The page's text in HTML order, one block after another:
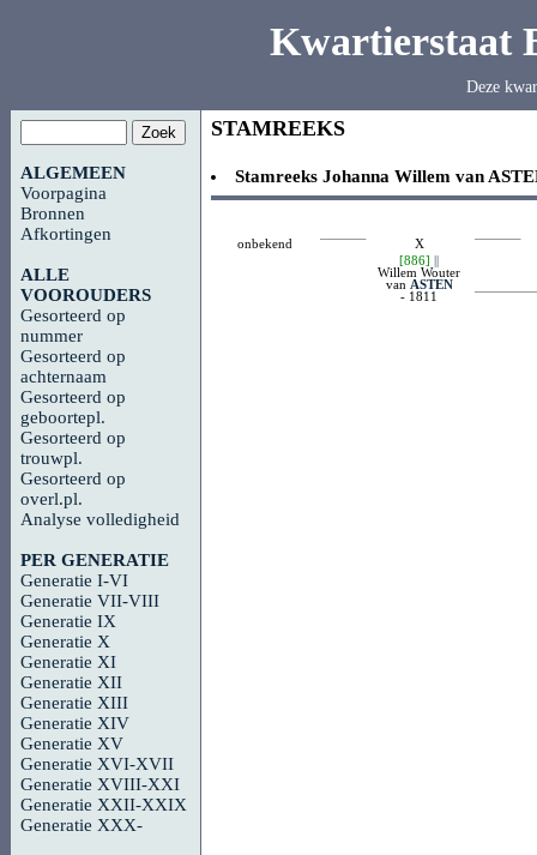
Kwartierstaat
Deze
ALGEMEEN
Voorpagina
Bronnen
Afkortingen
ALLE
VOOROUDERS
Gesorteerd op
nummer
Gesorteerd op
achternaam
Gesorteerd op
geboortepl.
Gesorteerd op
trouwpl.
Gesorteerd op
overl.pl.
Analyse volledigheid
PER GENERATIE
Generatie I-VI
Generatie VII-VIII
Generatie IX
Generatie X
Generatie XI
Generatie XII
Generatie XIII
Generatie XIV
Generatie XV
Generatie XVI-XVII
Generatie XVIII-XXI
Generatie XXII-XXIX
Generatie XXX-
STAMREEKS
Stamreeks Johanna Willem van
onbekend
X
[886] ||
Willem Wouter
van ASTEN
- 1811